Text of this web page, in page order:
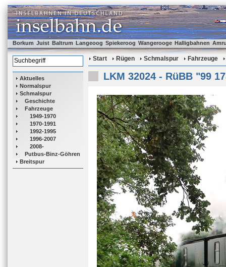
Borkum Juist Baltrum Langeoog Spiekeroog Wangerooge Halligbahnen
Aktuelles
Normalspur
Schmalspur
Geschichte
Fahrzeuge
1949-1970
1970-1991
1992-1995
1996-2007
2008-
Putbus-Binz-Göhren
Breitspur
Start Rügen Schmalspur Fahrzeuge
LKM 32024 - RüBB "99